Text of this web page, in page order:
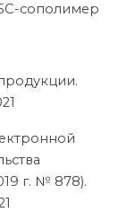
сополимер
г. № 878).